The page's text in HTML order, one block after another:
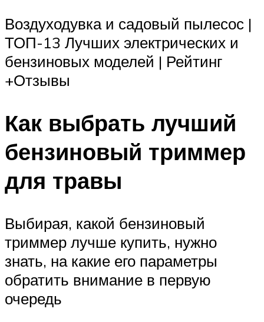
Воздуходувка и садовый пылесос |
ТОП-13 Лучших электрических и
бензиновых моделей | Рейтинг
+Отзывы
Как выбрать лучший
бензиновый триммер
для травы
Выбирая, какой бензиновый
триммер лучше купить, нужно
знать, на какие его параметры
обратить внимание в первую
очередь